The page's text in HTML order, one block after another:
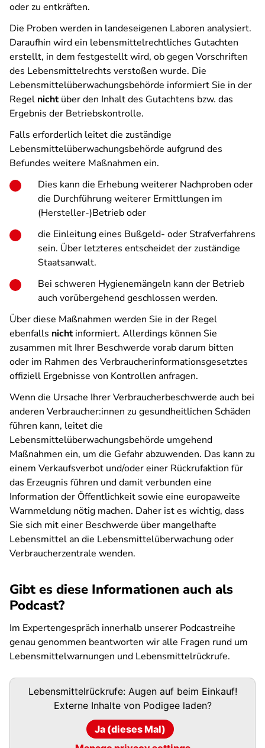
oder zu entkräften.
Die Proben werden in landeseigenen Laboren analysiert.
Daraufhin wird ein lebensmittelrechtliches Gutachten
erstellt, in dem festgestellt wird, ob gegen Vorschriften
des Lebensmittelrechts verstoßen wurde. Die
Lebensmittelüberwachungsbehörde informiert Sie in der
Regel nichtüber den Inhalt des Gutachtens bzw. das
Ergebnis der Betriebskontrolle.
Falls erforderlich leitet die zuständige
Lebensmittelüberwachungsbehörde aufgrund des
Befundes weitere Maßnahmen ein.
Dies kann die Erhebung weiterer Nachproben oder
die Durchführung weiterer Ermittlungen im
(Hersteller-)Betrieb oder
die Einleitung eines Bußgeld- oder Strafverfahrens
sein. Über letzteres entscheidet der zuständige
Staatsanwalt.
Bei schweren Hygienemängeln kann der Betrieb
auch vorübergehend geschlossen werden.
Über diese Maßnahmen werden Sie in der Regel
ebenfalls nichtinformiert. Allerdings können Sie
zusammen mit Ihrer Beschwerde vorab darum bitten
oder im Rahmen des Verbraucherinformationsgesetztes
offiziell Ergebnisse von Kontrollen anfragen.
Wenn die Ursache Ihrer Verbraucherbeschwerde auch bei
anderen Verbraucher:innen zu gesundheitlichen Schäden
führen kann, leitet die
Lebensmittelüberwachungsbehörde umgehend
Maßnahmen ein, um die Gefahr abzuwenden. Das kann zu
einem Verkaufsverbot und/oder einer Rückrufaktion für
das Erzeugnis führen und damit verbunden eine
Information der Öffentlichkeit sowie eine europaweite
Warnmeldung nötig machen. Daher ist es wichtig, dass
Sie sich mit einer Beschwerde über mangelhafte
Lebensmittel an die Lebensmittelüberwachung oder
Verbraucherzentrale wenden.
Gibt es diese Informationen auch als
Podcast?
Im Expertengespräch innerhalb unserer Podcastreihe
genau genommen beantworten wir alle Fragen rund um
Lebensmittelwarnungen und Lebensmittelrückrufe.
Podigee-Lebensmittelrückrufe: Augen auf beim Einkauf!
Externe Inhalte von Podigeeladen?
Ja (dieses Mal)